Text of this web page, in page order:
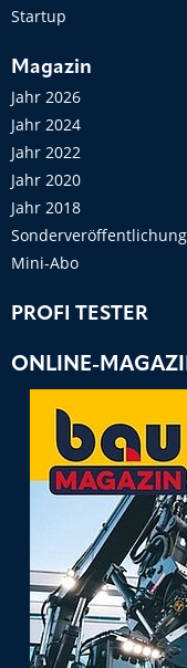
Startup
Magazin
Jahr 2026
Jahr 2024
Jahr 2022
Jahr 2020
Jahr 2018
Mini-Abo
PROFI TESTER
ONLINE-